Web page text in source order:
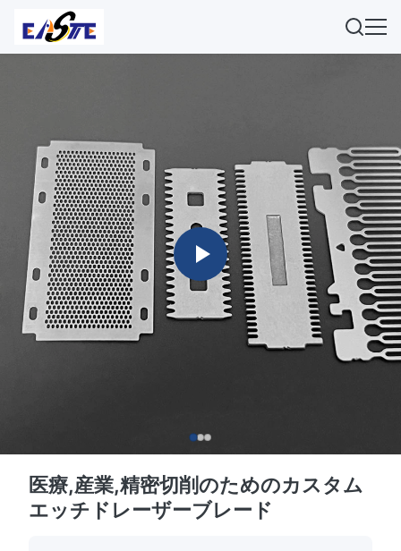
医療,産業,精密切削のためのカスタム
エッチドレーザーブレード